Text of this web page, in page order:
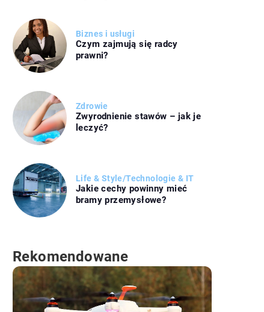
Biznes i usługi
Czym zajmują się radcy
prawni?
Zdrowie
Zwyrodnienie stawów – jak je
leczyć?
Life & Style/Technologie & IT
Jakie cechy powinny mieć
bramy przemysłowe?
Rekomendowane